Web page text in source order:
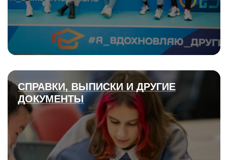
СПРАВКИ, ВЫПИСКИ И ДРУГИЕ
ДОКУМЕНТЫ